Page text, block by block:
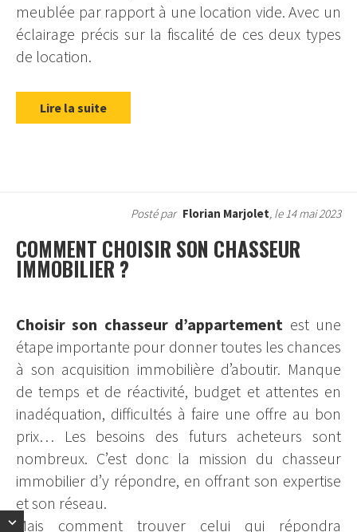
meublée par rapport à une location vide. Avec un
éclairage précis sur la fiscalité de ces deux types
de location.
Lire la suite
Posté par Florian Marjolet, le 14 mai 2023
COMMENT CHOISIR SON CHASSEUR
IMMOBILIER ?
Choisir son chasseur d’appartement est une
étape importante pour donner toutes les chances
à son acquisition immobilière d’aboutir. Manque
de temps et de réactivité, budget et attentes en
inadéquation, difficultés à faire une offre au bon
prix… Les besoins des futurs acheteurs sont
nombreux. C’est donc la mission du chasseur
immobilier d’y répondre, en offrant son expertise
et son réseau.
Mais comment trouver celui qui répondra